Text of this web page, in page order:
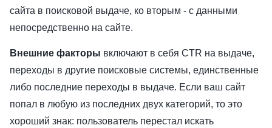
сайта в поисковой выдаче, ко вторым - с данными
непосредственно на сайте.
Внешние факторы включают в себя CTR на выдаче,
переходы в другие поисковые системы, единственные
либо последние переходы в выдаче. Если ваш сайт
попал в любую из последних двух категорий, то это
хороший знак: пользователь перестал искать